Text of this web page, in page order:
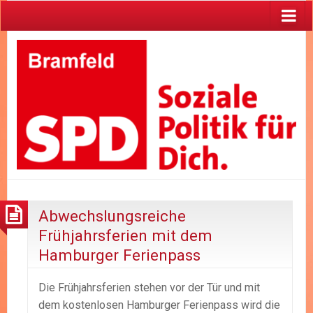
Abwechslungsreiche
Frühjahrsferien mit dem
Hamburger Ferienpass
Die Frühjahrsferien stehen vor der Tür und mit
dem kostenlosen Hamburger Ferienpass wird die